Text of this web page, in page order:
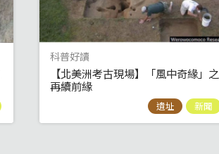
科普好讀
【北美洲考古現場】「風中奇緣」之
再續前緣
遺址 新聞